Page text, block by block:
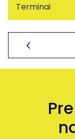
Terminai
Kvietimas galioja
PĮP gali būti